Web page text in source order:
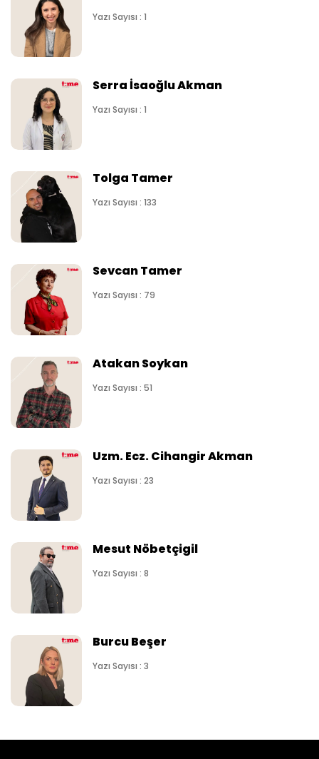
Yazı Sayısı : 1
Serra İsaoğlu Akman
Yazı Sayısı : 1
Tolga Tamer
Yazı Sayısı : 133
Sevcan Tamer
Yazı Sayısı : 79
Atakan Soykan
Yazı Sayısı : 51
Uzm. Ecz. Cihangir Akman
Yazı Sayısı : 23
Mesut Nöbetçigil
Yazı Sayısı : 8
Burcu Beşer
Yazı Sayısı : 3